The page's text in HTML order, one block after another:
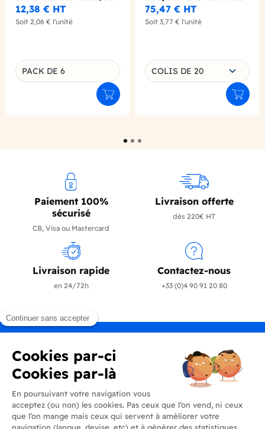
1L X6 BIO
12,38 € HT
Soit 2,06 € l'unité
Déclinaison du produit
PACK DE 6
Ajouter au panier
LOGO REGLEMENTAIRE
75,47 € HT
Soit 3,77 € l'unité
Choisissez une déclinaison
COLIS DE 20
Paiement 100%
sécurisé
CB, Visa ou Mastercard
Livraison offerte
dès 220€ HT
Livraison rapide
en 24/72h
Contactez-nous
+33 (0)4 90 91 20 80